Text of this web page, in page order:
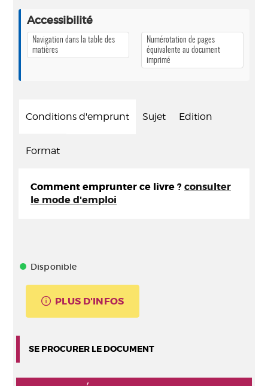
Accessibilité
Navigation dans la table des
matières
Numérotation de pages
équivalente au document
imprimé
Conditions d'emprunt Sujet Edition
Format
Comment emprunter ce livre ? consulter
le mode d'emploi
Disponible
PLUS D'INFOS
SE PROCURER LE DOCUMENT